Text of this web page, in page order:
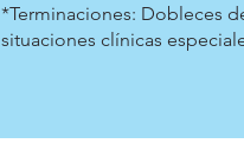
*Terminaciones: Dobleces
situaciones clínicas